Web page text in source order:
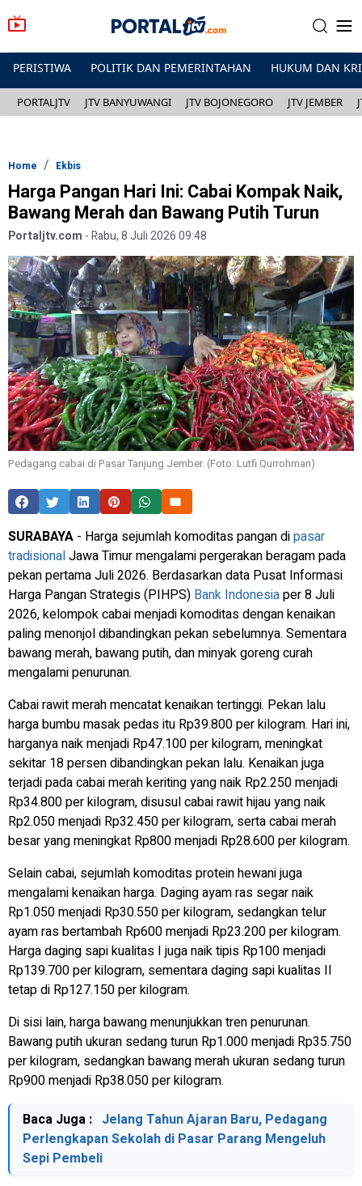
PERISTIWA POLITIK DAN PEMERINTAHAN HUKUM DAN
PORTALJTV JTV BANYUWANGI JTV BOJONEGORO JTV JEMBER
Home Ekbis
Harga Pangan Hari Ini: Cabai Kompak Naik,
Bawang Merah dan Bawang Putih Turun
Portaljtv.com -Rabu, 8 Juli 2026 09:48
Pedagang cabai di Pasar Tanjung Jember. (Foto: Lutfi Qurrohman)
SURABAYA - Harga sejumlah komoditas pangan dipasar
tradisionalJawa Timur mengalami pergerakan beragam pada
pekan pertama Juli 2026. Berdasarkan data Pusat Informasi
Harga Pangan Strategis (PIHPS) Bank Indonesiaper 8 Juli
2026, kelompok cabai menjadi komoditas dengan kenaikan
paling menonjol dibandingkan pekan sebelumnya. Sementara
bawang merah, bawang putih, dan minyak goreng curah
mengalami penurunan.
Cabai rawit merah mencatat kenaikan tertinggi. Pekan lalu
harga bumbu masak pedas itu Rp39.800 per kilogram. Hari ini,
harganya naik menjadi Rp47.100 per kilogram, meningkat
sekitar 18 persen dibandingkan pekan lalu. Kenaikan juga
terjadi pada cabai merah keriting yang naik Rp2.250 menjadi
Rp34.800 per kilogram, disusul cabai rawit hijau yang naik
Rp2.050 menjadi Rp32.450 per kilogram, serta cabai merah
besar yang meningkat Rp800 menjadi Rp28.600 per kilogram.
Selain cabai, sejumlah komoditas protein hewani juga
mengalami kenaikan harga. Daging ayam ras segar naik
Rp1.050 menjadi Rp30.550 per kilogram, sedangkan telur
ayam ras bertambah Rp600 menjadi Rp23.200 per kilogram.
Harga daging sapi kualitas I juga naik tipis Rp100 menjadi
Rp139.700 per kilogram, sementara daging sapi kualitas II
tetap di Rp127.150 per kilogram.
Di sisi lain, harga bawang menunjukkan tren penurunan.
Bawang putih ukuran sedang turun Rp1.000 menjadi Rp35.750
per kilogram, sedangkan bawang merah ukuran sedang turun
Rp900 menjadi Rp38.050 per kilogram.
Baca Juga : Jelang Tahun Ajaran Baru, Pedagang
Perlengkapan Sekolah di Pasar Parang Mengeluh
Sepi Pembeli